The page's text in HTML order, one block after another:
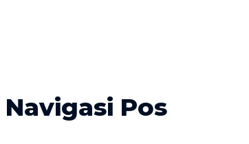
Navigasi Pos